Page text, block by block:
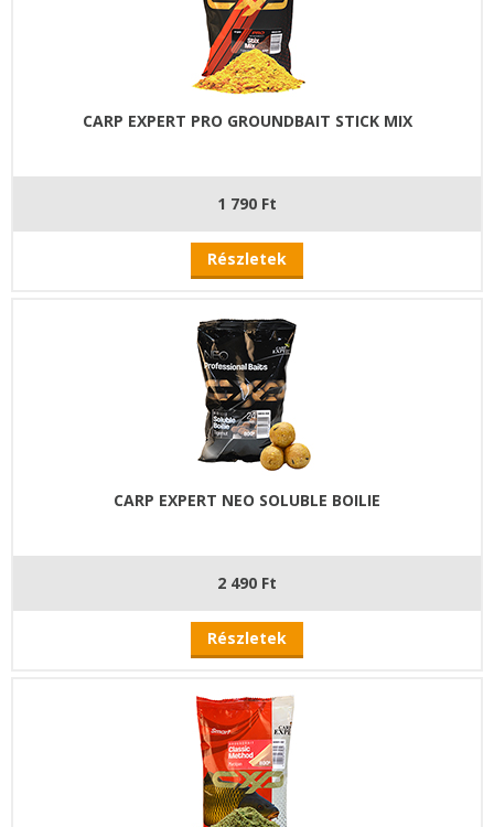
CARP EXPERT PRO GROUNDBAIT STICK MIX
1 790 Ft
Részletek
CARP EXPERT NEO SOLUBLE BOILIE
2 490 Ft
Részletek